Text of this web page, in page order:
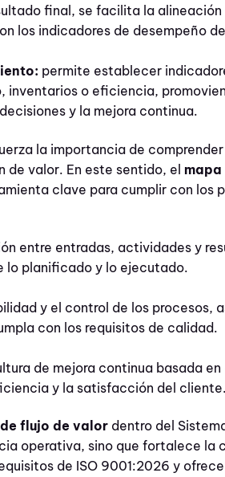
final, se facilita la
los indicadores de desempeño
permite establecer
inventarios o eficiencia,
y la mejora continua.
la importancia de
de valor. En este sentido, el
clave para cumplir con los
entre entradas, actividades y
lo planificado y lo ejecutado.
y el control de los procesos,
con los requisitos de calidad.
de mejora continua basada
y la satisfacción del
flujo de valor dentro del
operativa, sino que fortalece la
de ISO 9001:2026 y